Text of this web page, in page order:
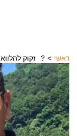
ראשי זקוק להלוואה אבל הבנק מסרב לתת?